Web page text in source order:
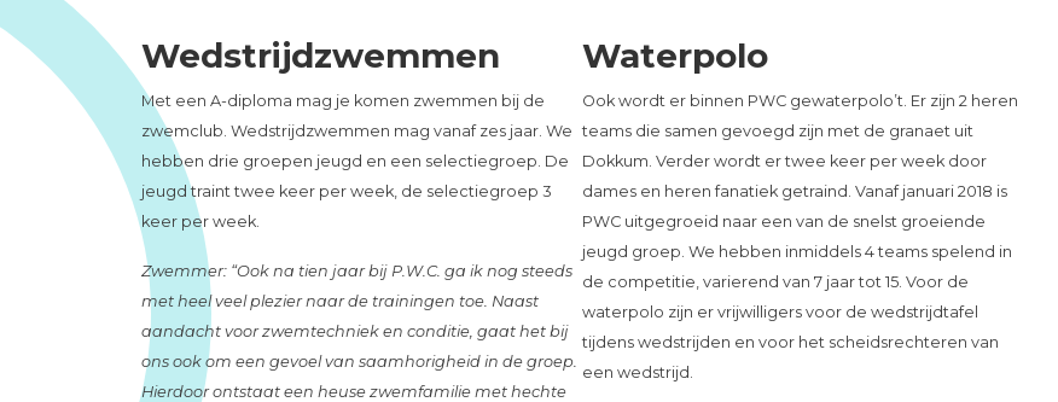
Wedstrijdzwemmen
Met een A-diploma mag je komen zwemmen bij de
zwemclub. Wedstrijdzwemmen mag vanaf zes jaar. We
hebben drie groepen jeugd en een selectiegroep. De
jeugd traint twee keer per week, de selectiegroep 3
keer per week.
Zwemmer: “Ook na tien jaar bij P.W.C. ga ik nog steeds
met heel veel plezier naar de trainingen toe. Naast
aandacht voor zwemtechniek en conditie, gaat het bij
ons ook om een gevoel van saamhorigheid in de groep.
Hierdoor ontstaat een heuse zwemfamilie met hechte
Waterpolo
Ook wordt er binnen PWC gewaterpolo’t. Er zijn 2 heren
teams die samen gevoegd zijn met de granaet uit
Dokkum. Verder wordt er twee keer per week door
dames en heren fanatiek getraind. Vanaf januari 2018 is
PWC uitgegroeid naar een van de snelst groeiende
jeugd groep. We hebben inmiddels 4 teams spelend in
de competitie, varierend van 7 jaar tot 15. Voor de
waterpolo zijn er vrijwilligers voor de wedstrijdtafel
tijdens wedstrijden en voor het scheidsrechteren van
een wedstrijd.